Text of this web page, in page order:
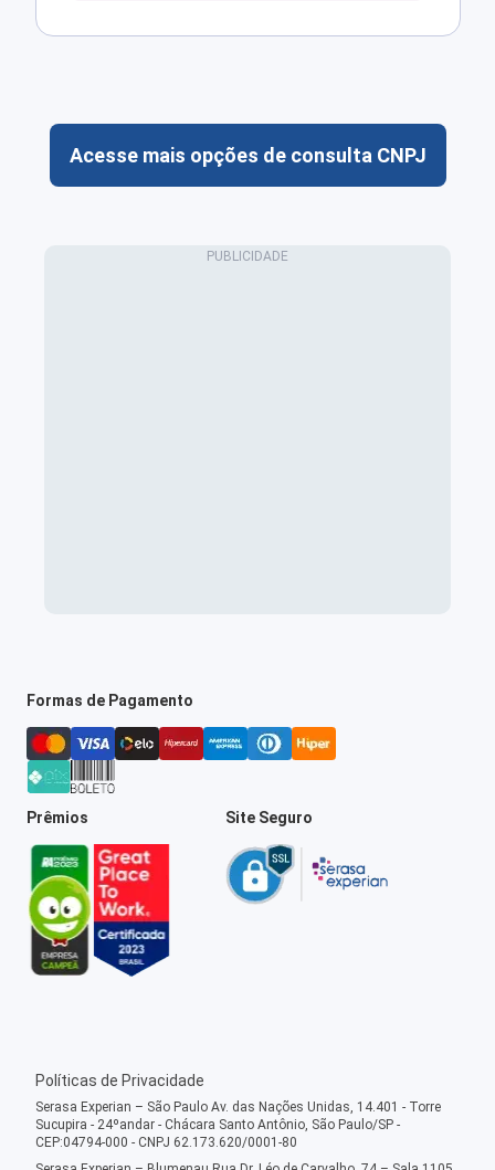
Acesse mais opções de consulta CNPJ
Formas de Pagamento
Prêmios Site Seguro
Políticas de Privacidade
Serasa Experian – São Paulo Av. das Nações Unidas, 14.401 - Torre
Sucupira - 24ºandar - Chácara Santo Antônio, São Paulo/SP -
CEP:04794-000 - CNPJ 62.173.620/0001-80